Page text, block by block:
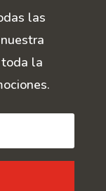
las
la